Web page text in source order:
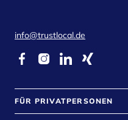
info@trustlocal.de
FÜR PRIVATPERSONEN